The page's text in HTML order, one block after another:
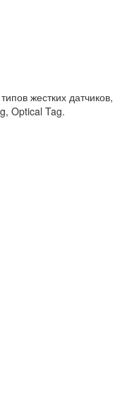
жестких датчиков,
Optical Tag.